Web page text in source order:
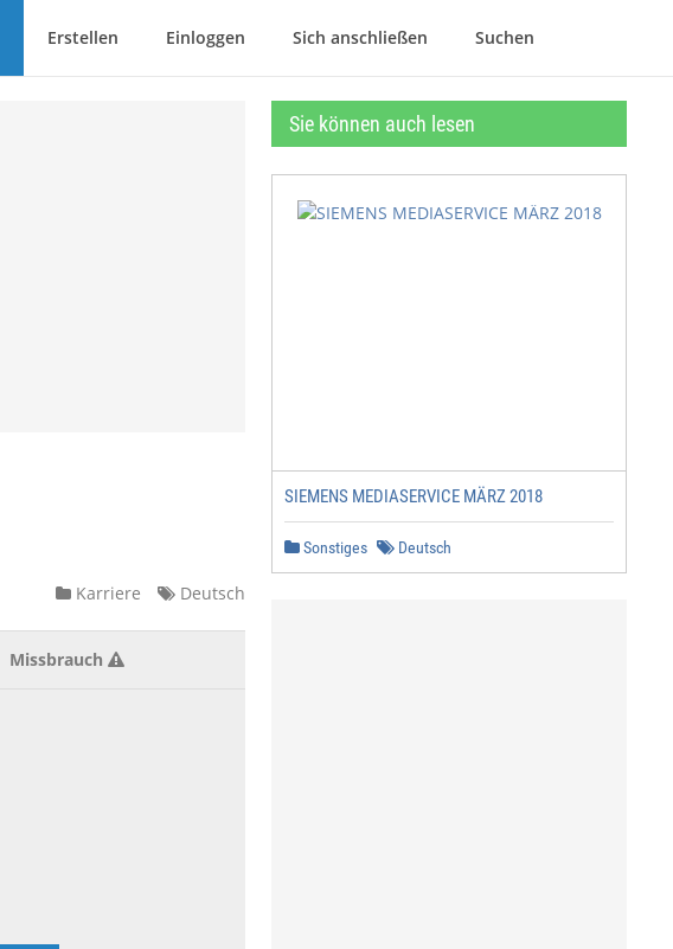
Erstellen Einloggen Sich anschließen Suchen
Karriere Deutsch
Missbrauch
Sie können auch lesen
SIEMENS MEDIASERVICE MÄRZ 2018
Sonstiges Deutsch